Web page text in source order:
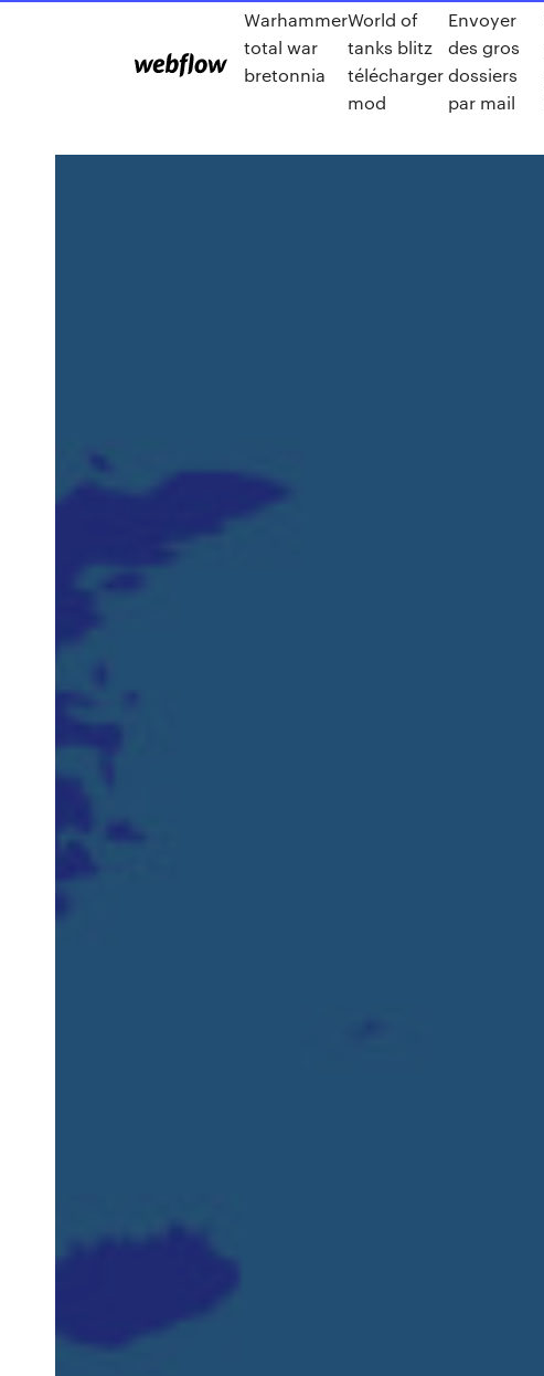
Warhammer
total war
bretonnia
World of
tanks blitz
télécharger
mod
Envoyer
des gros
dossiers
par mail